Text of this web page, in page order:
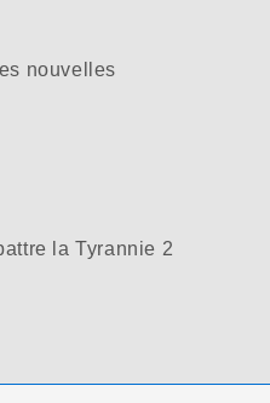
nouvelles
la Tyrannie 2